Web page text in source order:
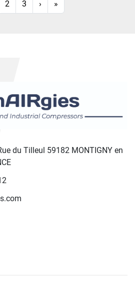
2 3 › »
du Tilleul 59182 MONTIGNY en